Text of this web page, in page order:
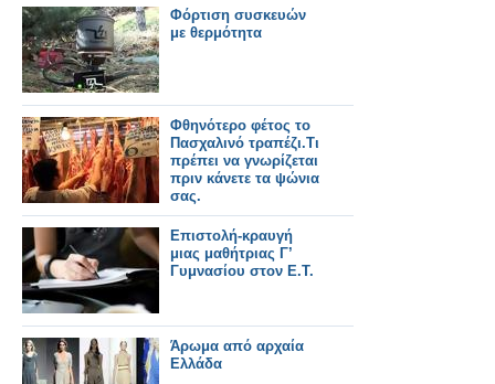
Φόρτιση συσκευών
με θερμότητα
Φθηνότερο φέτος το
Πασχαλινό τραπέζι.Τι
πρέπει να γνωρίζεται
πριν κάνετε τα ψώνια
σας.
Επιστολή-κραυγή
μιας μαθήτριας Γ’
Γυμνασίου στον Ε.Τ.
Άρωμα από αρχαία
Ελλάδα